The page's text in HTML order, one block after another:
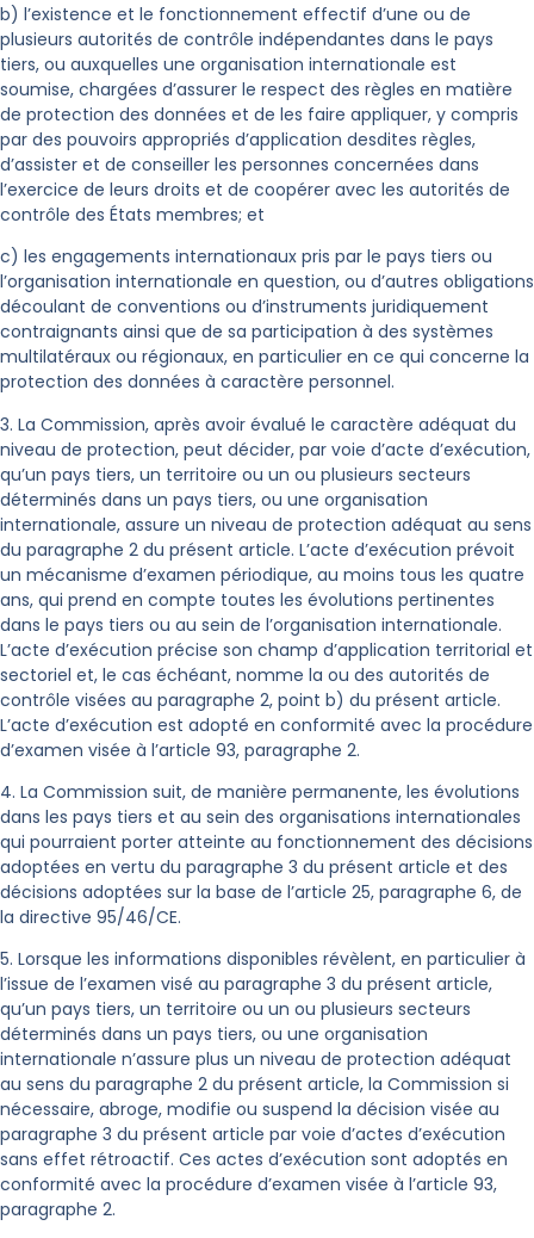
b) l’existence et le fonctionnement effectif d’une ou de
plusieurs autorités de contrôle indépendantes dans le pays
tiers, ou auxquelles une organisation internationale est
soumise, chargées d’assurer le respect des règles en matière
de protection des données et de les faire appliquer, y compris
par des pouvoirs appropriés d’application desdites règles,
d’assister et de conseiller les personnes concernées dans
l’exercice de leurs droits et de coopérer avec les autorités de
contrôle des États membres; et
c) les engagements internationaux pris par le pays tiers ou
l’organisation internationale en question, ou d’autres obligations
découlant de conventions ou d’instruments juridiquement
contraignants ainsi que de sa participation à des systèmes
multilatéraux ou régionaux, en particulier en ce qui concerne la
protection des données à caractère personnel.
3. La Commission, après avoir évalué le caractère adéquat du
niveau de protection, peut décider, par voie d’acte d’exécution,
qu’un pays tiers, un territoire ou un ou plusieurs secteurs
déterminés dans un pays tiers, ou une organisation
internationale, assure un niveau de protection adéquat au sens
du paragraphe 2 du présent article. L’acte d’exécution prévoit
un mécanisme d’examen périodique, au moins tous les quatre
ans, qui prend en compte toutes les évolutions pertinentes
dans le pays tiers ou au sein de l’organisation internationale.
L’acte d’exécution précise son champ d’application territorial et
sectoriel et, le cas échéant, nomme la ou des autorités de
contrôle visées au paragraphe 2, point b) du présent article.
L’acte d’exécution est adopté en conformité avec la procédure
d’examen visée à l’article 93, paragraphe 2.
4. La Commission suit, de manière permanente, les évolutions
dans les pays tiers et au sein des organisations internationales
qui pourraient porter atteinte au fonctionnement des décisions
adoptées en vertu du paragraphe 3 du présent article et des
décisions adoptées sur la base de l’article 25, paragraphe 6, de
la directive 95/46/CE.
5. Lorsque les informations disponibles révèlent, en particulier à
l’issue de l’examen visé au paragraphe 3 du présent article,
qu’un pays tiers, un territoire ou un ou plusieurs secteurs
déterminés dans un pays tiers, ou une organisation
internationale n’assure plus un niveau de protection adéquat
au sens du paragraphe 2 du présent article, la Commission si
nécessaire, abroge, modifie ou suspend la décision visée au
paragraphe 3 du présent article par voie d’actes d’exécution
sans effet rétroactif. Ces actes d’exécution sont adoptés en
conformité avec la procédure d’examen visée à l’article 93,
paragraphe 2.